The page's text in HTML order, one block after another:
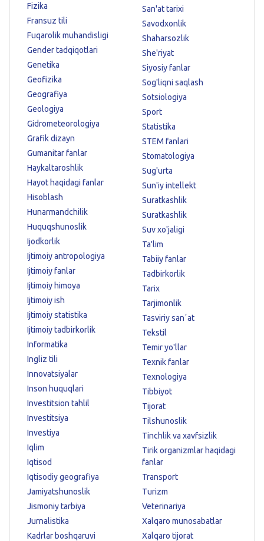
Fizika
Fransuz tili
Fuqarolik muhandisligi
Gender tadqiqotlari
Genetika
Geofizika
Geografiya
Geologiya
Gidrometeorologiya
Grafik dizayn
Gumanitar fanlar
Haykaltaroshlik
Hayot haqidagi fanlar
Hisoblash
Hunarmandchilik
Huquqshunoslik
Ijodkorlik
Ijtimoiy antropologiya
Ijtimoiy fanlar
Ijtimoiy himoya
Ijtimoiy ish
Ijtimoiy statistika
Ijtimoiy tadbirkorlik
Informatika
Ingliz tili
Innovatsiyalar
Inson huquqlari
Investitsion tahlil
Investitsiya
Investiya
Iqlim
Iqtisod
Iqtisodiy geografiya
Jamiyatshunoslik
Jismoniy tarbiya
Jurnalistika
Kadrlar boshqaruvi
San'at tarixi
Savodxonlik
Shaharsozlik
She'riyat
Siyosiy fanlar
Sog'liqni saqlash
Sotsiologiya
Sport
Statistika
STEM fanlari
Stomatologiya
Sug'urta
Sun'iy intellekt
Suratkashlik
Suratkashlik
Suv xo'jaligi
Ta'lim
Tabiiy fanlar
Tadbirkorlik
Tarix
Tarjimonlik
Tasviriy sanʼat
Tekstil
Temir yo'llar
Texnik fanlar
Texnologiya
Tibbiyot
Tijorat
Tilshunoslik
Tinchlik va xavfsizlik
Tirik organizmlar haqidagi
fanlar
Transport
Turizm
Veterinariya
Xalqaro munosabatlar
Xalqaro tijorat